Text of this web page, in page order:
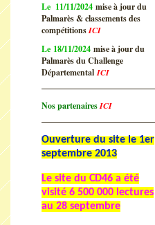
Le 11/11/2024 mise à jour du
Palmarès & classements des
compétitionsICI
Le 18/11/2024 mise à jour du
Palmarès du Challenge
DépartementalICI
Nos partenairesICI
Ouverture du site le 1er
septembre 2013
Le site du CD46 a été
visité 6 500 000 lectures
au 28 septembre